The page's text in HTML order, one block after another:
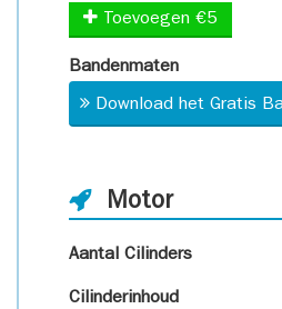
Toevoegen €5
Bandenmaten
Download het Gratis
Motor
Aantal Cilinders
Cilinderinhoud